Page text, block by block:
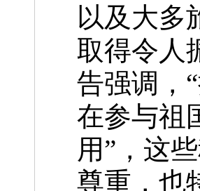
以及大多
取得令人
告强调，
在参与祖
用”，这
尊重，也